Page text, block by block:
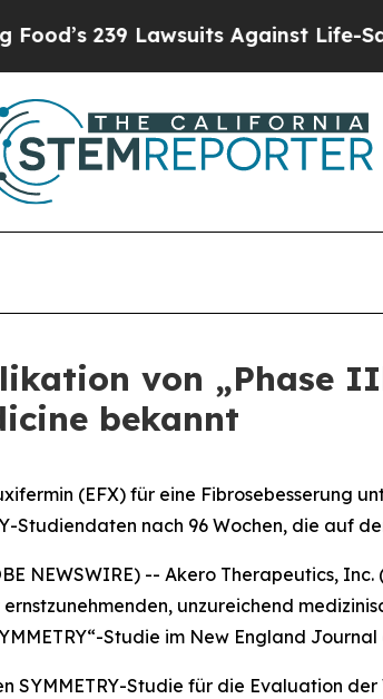
Lawsuits Against Life-Saving
von „Phase
bekannt
(EFX) für eine Fibrosebesserung
Studiendaten nach 96 Wochen, die auf
NEWSWIRE) -- Akero Therapeutics,
unzureichend
Studie im New England Journal
SYMMETRY-Studie für die Evaluation